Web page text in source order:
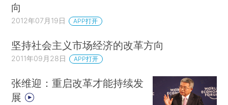
向
2012年07月19日 APP打开
坚持社会主义市场经济的改革方向
2011年09月28日 APP打开
张维迎：重启改革才能持续发
展